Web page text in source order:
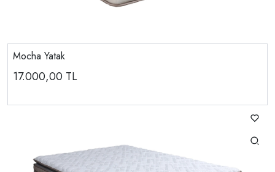
Mocha Yatak
17.000,00 TL